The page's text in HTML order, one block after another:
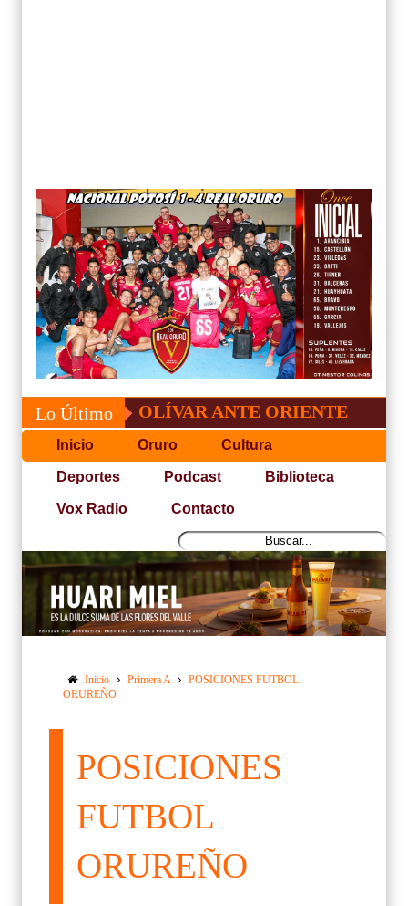
Lo Último
DE BOLÍVAR ANTE ORIENTE
Inicio Oruro Cultura
Deportes Podcast Biblioteca
Vox Radio Contacto
Inicio Primera A
POSICIONES FUTBOL
ORUREÑO
POSICIONES
FUTBOL
ORUREÑO